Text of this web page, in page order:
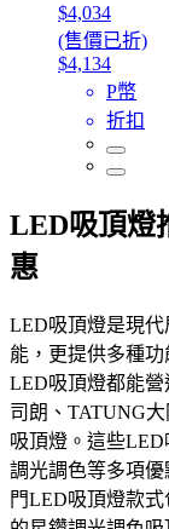
$4,034
(售價已折)
$4,134
P幣
折扣
LED吸頂燈
惠
LED吸頂燈是現
能，更提供多種
LED吸頂燈都能
司朗、TATUNG
吸頂燈。這些
調光調色等多項
門LED吸頂燈款